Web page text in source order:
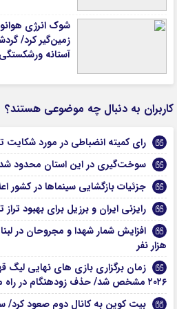
شوک انرژی
زمین‌گیر کرد/
آستانه ورشکستگی
کاربران به دنبال چه موضوعی هستند؟
رای کمیته انضباطی در مورد شکایت
سوخت‌گیری در این استان محدود
جزئیات بازگشایی سینماها در کشور
رایزنی ایران و برزیل برای بهبود
هزار نفر
زمان برگزاری بازی های نهایی لیگ
۲۰۲۶ مشخص شد/ حذف زودهنگام در راه مدعیان؟